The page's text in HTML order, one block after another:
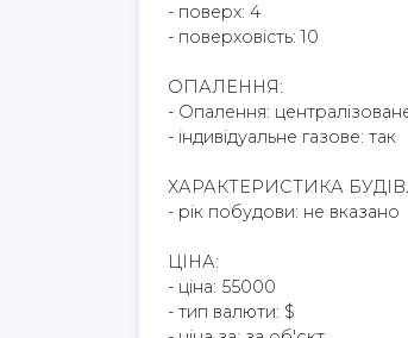
- поверх: 4
- поверховість: 10
ОПАЛЕННЯ:
- Опалення:
- індивідуальне газове: так
ХАРАКТЕРИСТИКА
- рік побудови: не вказано
ЦІНА:
- ціна: 55000
- тип валюти: $